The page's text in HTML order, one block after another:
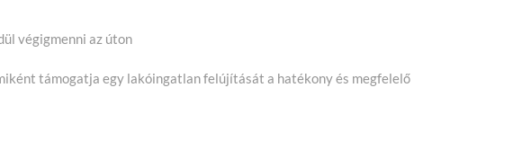
végigmenni az úton
támogatja egy lakóingatlan felújítását a hatékony és megfelelő